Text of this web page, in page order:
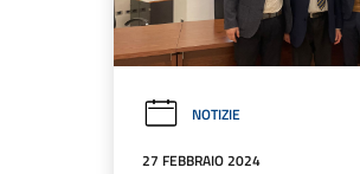
NOTIZIE
27 FEBBRAIO 2024